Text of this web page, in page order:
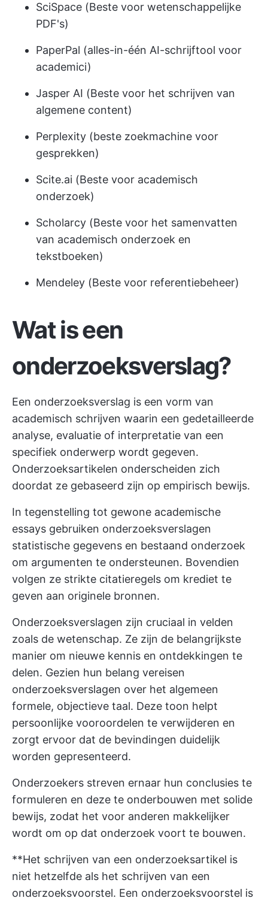
SciSpace (Beste voor wetenschappelijke
PDF's)
PaperPal (alles-in-één AI-schrijftool voor
academici)
Jasper AI (Beste voor het schrijven van
algemene content)
Perplexity (beste zoekmachine voor
gesprekken)
Scite.ai (Beste voor academisch
onderzoek)
Scholarcy (Beste voor het samenvatten
van academisch onderzoek en
tekstboeken)
Mendeley (Beste voor referentiebeheer)
Wat is een
onderzoeksverslag?
Een onderzoeksverslag is een vorm van
academisch schrijven waarin een gedetailleerde
analyse, evaluatie of interpretatie van een
specifiek onderwerp wordt gegeven.
Onderzoeksartikelen onderscheiden zich
doordat ze gebaseerd zijn op empirisch bewijs.
In tegenstelling tot gewone academische
essays gebruiken onderzoeksverslagen
statistische gegevens en bestaand onderzoek
om argumenten te ondersteunen. Bovendien
volgen ze strikte citatieregels om krediet te
geven aan originele bronnen.
Onderzoeksverslagen zijn cruciaal in velden
zoals de wetenschap. Ze zijn de belangrijkste
manier om nieuwe kennis en ontdekkingen te
delen. Gezien hun belang vereisen
onderzoeksverslagen over het algemeen
formele, objectieve taal. Deze toon helpt
persoonlijke vooroordelen te verwijderen en
zorgt ervoor dat de bevindingen duidelijk
worden gepresenteerd.
Onderzoekers streven ernaar hun conclusies te
formuleren en deze te onderbouwen met solide
bewijs, zodat het voor anderen makkelijker
wordt om op dat onderzoek voort te bouwen.
**Het schrijven van een onderzoeksartikel is
niet hetzelfde als het schrijven van een
onderzoeksvoorstel. Een onderzoeksvoorstel is